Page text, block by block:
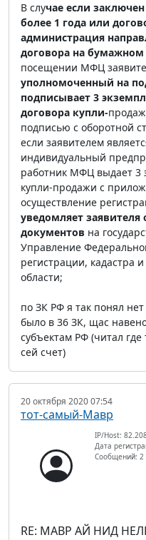
В случае если
более 1 года или
администрация
договора на бумажном
посещении МФЦ
уполномоченный на
подписывает 3
договора купли-
подписью с оборотной
если заявителем
индивидуальный
работник МФЦ выдает 3
купли-продажи с
осуществление
уведомляет
документов на
Управление
регистрации, кадастра
области;
по ЗК РФ я так понял
было в 36 ЗК, щас
субъектам РФ (читал
сей счет)
20 октября 2020 07:54
тот-самый-Мавр
IP/Host:
Дата
Сообщений: 2
RE: МАВР АЙ НИД